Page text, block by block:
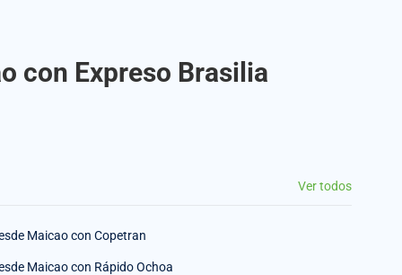
con Expreso Brasilia
Ver todos
Maicao con Copetran
Maicao con Rápido Ochoa